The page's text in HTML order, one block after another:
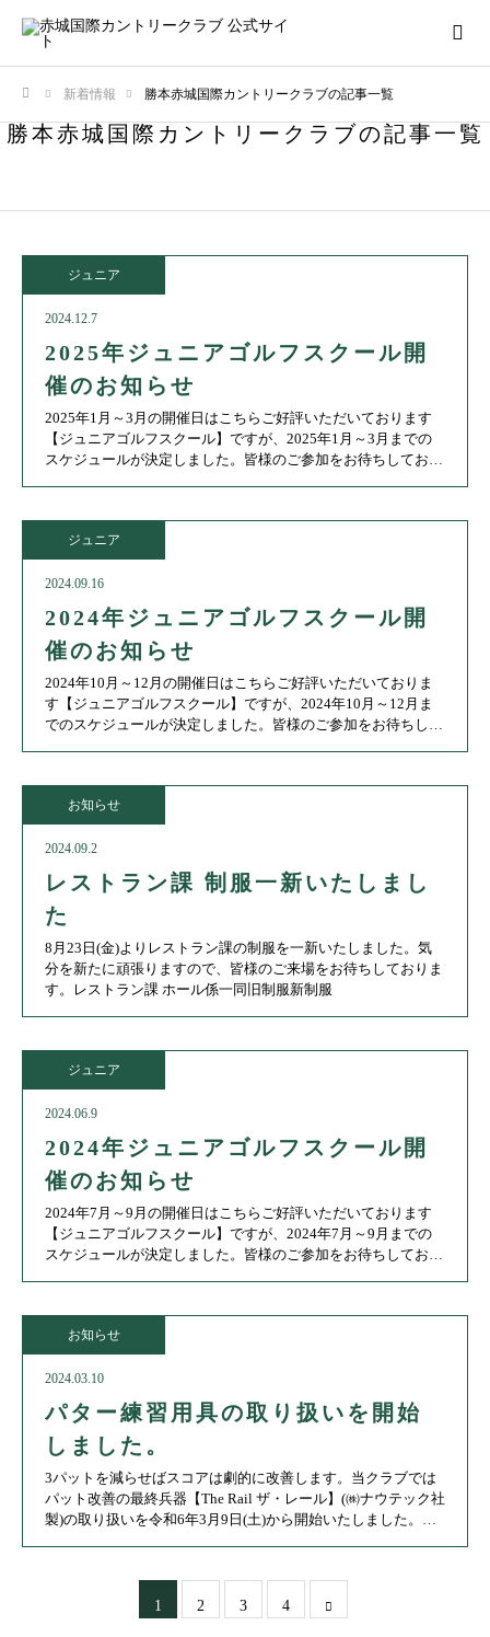
新着情報 勝本赤城国際カントリークラブの記事一覧
勝本赤城国際カントリークラブの記事一覧
ジュニア
2024.12.7
2025年ジュニアゴルフスクール開
催のお知らせ
2025年1月～3月の開催日はこちらご好評いただいております
【ジュニアゴルフスクール】ですが、2025年1月～3月までの
スケジュールが決定しました。皆様のご参加をお待ちしており
ジュニア
2024.09.16
2024年ジュニアゴルフスクール開
催のお知らせ
2024年10月～12月の開催日はこちらご好評いただいておりま
す【ジュニアゴルフスクール】ですが、2024年10月～12月ま
でのスケジュールが決定しました。皆様のご参加をお待ちして
お知らせ
2024.09.2
レストラン課 制服一新いたしまし
た
8月23日(金)よりレストラン課の制服を一新いたしました。気
分を新たに頑張りますので、皆様のご来場をお待ちしておりま
す。レストラン課 ホール係一同旧制服新制服
ジュニア
2024.06.9
2024年ジュニアゴルフスクール開
催のお知らせ
2024年7月～9月の開催日はこちらご好評いただいております
【ジュニアゴルフスクール】ですが、2024年7月～9月までの
スケジュールが決定しました。皆様のご参加をお待ちしており
お知らせ
2024.03.10
パター練習用具の取り扱いを開始
しました。
3パットを減らせばスコアは劇的に改善します。当クラブでは
パット改善の最終兵器【The Rail ザ・レール】(㈱ナウテック社
製)の取り扱いを令和6年3月9日(土)から開始いたしました。多
1 2 3 4